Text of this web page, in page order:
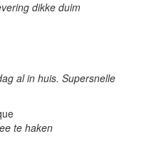
dikke duim
al in huis. Supersnelle
te haken